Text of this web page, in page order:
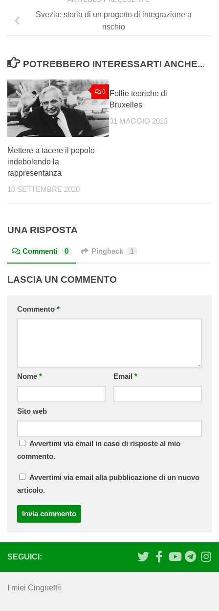
Svezia: storia di un progetto di integrazione a
rischio
POTREBBERO INTERESSARTI ANCHE...
0
Mettere a tacere il popolo
indebolendo la
rappresentanza
10 SETTEMBRE 2020
Follie teoriche di
Bruxelles
31 MAGGIO 2013
UNA RISPOSTA
Commenti 0 Pingback 1
LASCIA UN COMMENTO
Commento *
Nome * Email *
Sito web
Avvertimi via email in caso di risposte al mio
commento.
Avvertimi via email alla pubblicazione di un nuovo
articolo.
SEGUICI:
I miei Cinguettii